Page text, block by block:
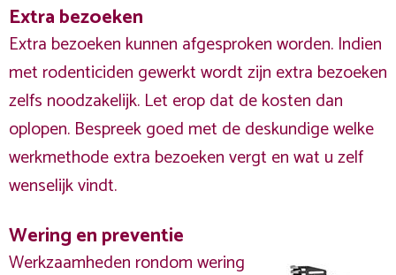
Extra bezoeken
Extra bezoeken kunnen afgesproken worden. Indien
met rodenticiden gewerkt wordt zijn extra bezoeken
zelfs noodzakelijk. Let erop dat de kosten dan
oplopen. Bespreek goed met de deskundige welke
werkmethode extra bezoeken vergt en wat u zelf
wenselijk vindt.
Wering en preventie
Werkzaamheden rondom wering